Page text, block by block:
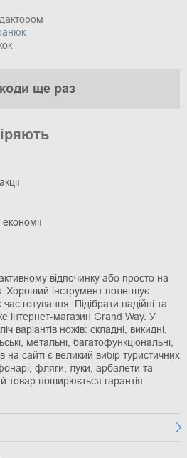
ще раз
відпочинку або просто на
Хороший інструмент полегшує
готування. Підібрати надійні та
інтернет-магазин Grand Way. У
варіантів ножів: складні, викидні,
метальні, багатофункціональні,
на сайті є великий вибір туристичних
фляги, луки, арбалети та
товар поширюється гарантія